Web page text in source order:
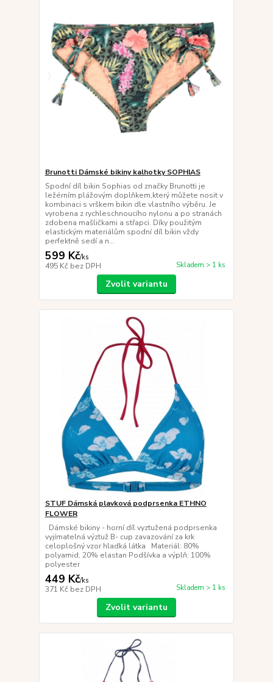
Brunotti Dámské bikiny kalhotky SOPHIAS
Spodní díl bikin Sophias od značky Brunotti je
ležérním plážovým doplňkem,který můžete nosit v
kombinaci s vrškem bikin dle vlastního výběru. Je
vyrobena z rychleschnoucího nylonu a po stranách
zdobena mašličkami a střapci. Díky použitým
elastickým materiálům spodní díl bikin vždy
perfektně sedí a n...
599 Kč/ks
495 Kč bez DPH Skladem > 1 ks
Zvolit variantu
STUF Dámská plavková podprsenka ETHNO
FLOWER
Dámské bikiny - horní díl vyztužená podprsenka
vyjímatelná výztuž B- cup zavazování za krk
celoplošný vzor hladká látka Materiál: 80%
polyamid, 20% elastan Podšívka a výplň: 100%
polyester
449 Kč/ks
371 Kč bez DPH Skladem > 1 ks
Zvolit variantu